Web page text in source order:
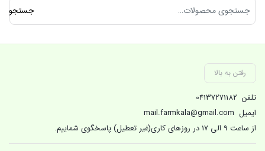
برای:
جستجو
رفتن به بالا
تلفن 04137271182
ایمیل mail.farmkala@gmail.com
از ساعت 9 الی 17 در روزهای کاری(غیر تعطیل) پاسخگوی شماییم.